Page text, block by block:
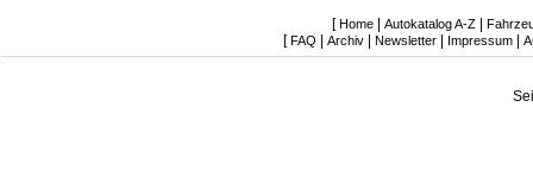
[ Home| Autokatalog A-Z|
[ FAQ Archiv Newsletter Impressum